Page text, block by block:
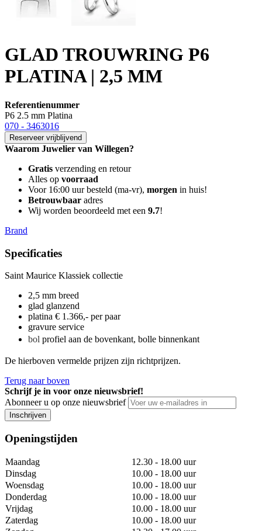
GLAD TROUWRING P6
PLATINA | 2,5 MM
Referentienummer
P6 2.5 mm Platina
070 - 3463016
Reserveer vrijblijvend
Waarom Juwelier van Willegen?
Gratis verzending en retour
Alles op voorraad
Voor 16:00 uur besteld (ma-vr), morgen in huis!
Betrouwbaar adres
Wij worden beoordeeld met een 9.7!
Brand
Specificaties
Saint Maurice Klassiek collectie
2,5 mm breed
glad glanzend
platina € 1.366,- per paar
gravure service
bol profiel aan de bovenkant, bolle binnenkant
De hierboven vermelde prijzen zijn richtprijzen.
Terug naar boven
Schrijf je in voor onze nieuwsbrief!
Abonneer u op onze nieuwsbrief
Inschrijven
Openingstijden
Maandag
12.30 - 18.00 uur
Dinsdag
10.00 - 18.00 uur
Woensdag
10.00 - 18.00 uur
Donderdag
10.00 - 18.00 uur
Vrijdag
10.00 - 18.00 uur
Zaterdag
10.00 - 18.00 uur